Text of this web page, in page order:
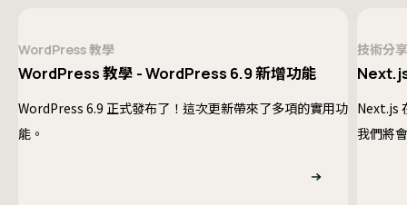
WordPress 教學
WordPress 教學 - WordPress 6.9 新增功能
WordPress 6.9 正式發布了！這次更新帶來了多項的實用功
能。
技術分
Next.js
我們將